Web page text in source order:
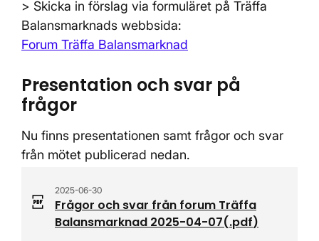
> Skicka in förslag via formuläret på Träffa
Balansmarknads webbsida:
Forum Träffa Balansmarknad
Presentation och svar på
frågor
Nu finns presentationen samt frågor och svar
från mötet publicerad nedan.
2025-06-30
Frågor och svar från forum Träffa
Balansmarknad 2025-04-07(.pdf)